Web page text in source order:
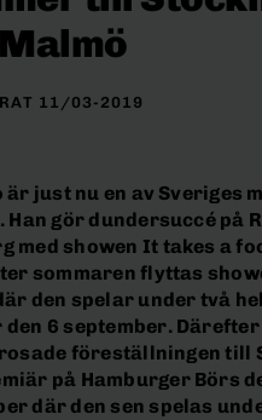
11/03-2019
är just nu en av Sveriges
gör dundersuccé på
med showen It takes a
sommaren flyttas
den spelar under två
den 6 september.
föreställningen till
på Hamburger Börs
där den sen spelas